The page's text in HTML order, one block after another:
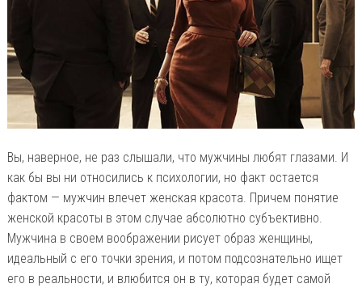
Вы, наверное, не раз слышали, что мужчины любят глазами. И
как бы вы ни относились к психологии, но факт остается
фактом — мужчин влечет женская красота. Причем понятие
женской красоты в этом случае абсолютно субъективно.
Мужчина в своем воображении рисует образ женщины,
идеальный с его точки зрения, и потом подсознательно ищет
его в реальности, и влюбится он в ту, которая будет самой